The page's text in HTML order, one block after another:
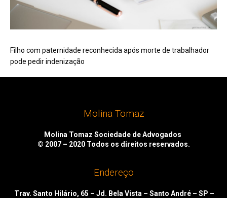
Filho com paternidade reconhecida após morte de trabalhador
pode pedir indenização
Molina Tomaz
Molina Tomaz Sociedade de Advogados
© 2007 – 2020 Todos os direitos reservados.
Endereço
Trav. Santo Hilário, 65 – Jd. Bela Vista – Santo André – SP –